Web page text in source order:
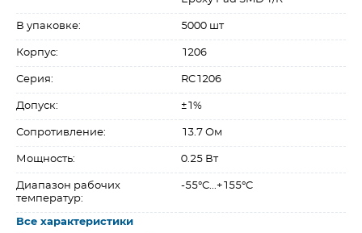
В упаковке: 5000 шт
Корпус: 1206
Серия: RC1206
Допуск: ±1%
Сопротивление: 13.7 Ом
Мощность: 0.25 Вт
Диапазон рабочих
температур:
-55°C...+155°C
Все характеристики